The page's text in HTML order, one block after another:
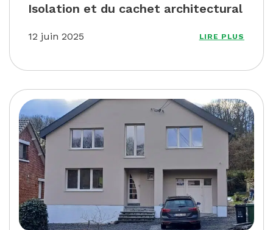
Isolation et du cachet architectural
12 juin 2025 LIRE PLUS